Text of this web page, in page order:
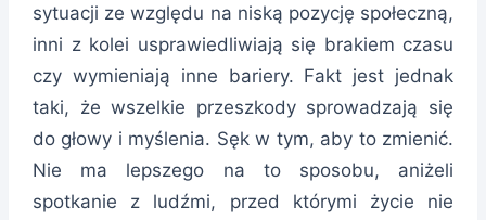
sytuacji ze względu na niską pozycję społeczną,
inni z kolei usprawiedliwiają się brakiem czasu
czy wymieniają inne bariery. Fakt jest jednak
taki, że wszelkie przeszkody sprowadzają się
do głowy i myślenia. Sęk w tym, aby to zmienić.
Nie ma lepszego na to sposobu, aniżeli
spotkanie z ludźmi, przed którymi życie nie